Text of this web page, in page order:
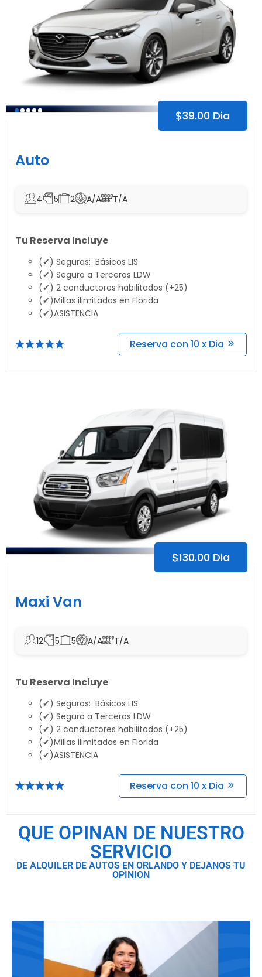
$39.00 Dia
Auto
4 5 2 A/A T/A
Tu Reserva Incluye
(✔) Seguros: Básicos LIS
(✔) Seguro a Terceros LDW
(✔) 2 conductores habilitados (+25)
(✔)Millas ilimitadas en Florida
(✔)ASISTENCIA
Reserva con 10 x Dia
$130.00 Dia
Maxi Van
12 5 5 A/A T/A
Tu Reserva Incluye
(✔) Seguros: Básicos LIS
(✔) Seguro a Terceros LDW
(✔) 2 conductores habilitados (+25)
(✔)Millas ilimitadas en Florida
(✔)ASISTENCIA
Reserva con 10 x Dia
QUE OPINAN DE NUESTRO
SERVICIO
DE ALQUILER DE AUTOS EN ORLANDO Y DEJANOS TU
OPINION